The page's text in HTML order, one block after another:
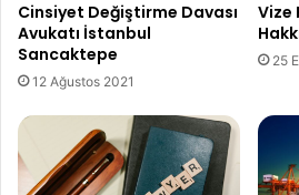
Cinsiyet Değiştirme Davası
Avukatı İstanbul
Sancaktepe
12 Ağustos 2021
Vize
25